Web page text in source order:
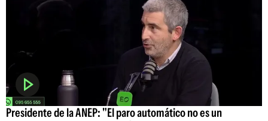
Presidente de la ANEP: "El paro automático no es un